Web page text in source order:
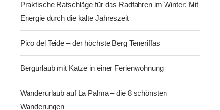
Praktische Ratschläge für das Radfahren im Winter: Mit
Energie durch die kalte Jahreszeit
Pico del Teide – der höchste Berg Teneriffas
Bergurlaub mit Katze in einer Ferienwohnung
Wanderurlaub auf La Palma – die 8 schönsten
Wanderungen